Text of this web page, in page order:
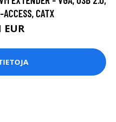
CATX
EUR